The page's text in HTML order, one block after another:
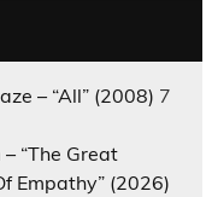
– “All” (2008) 7
“The Great
Empathy” (2026)